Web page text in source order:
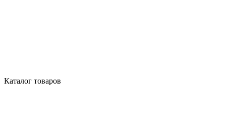
Каталог товаров